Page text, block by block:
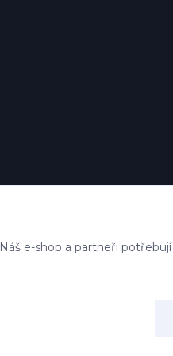
Náš e-shop a partneři potřebují